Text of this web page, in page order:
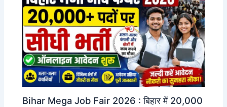
Bihar Mega Job Fair 2026 : बिहार में 20,000